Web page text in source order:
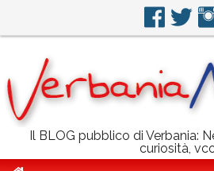
Il BLOG pubblico di Verbania:
curiosità,